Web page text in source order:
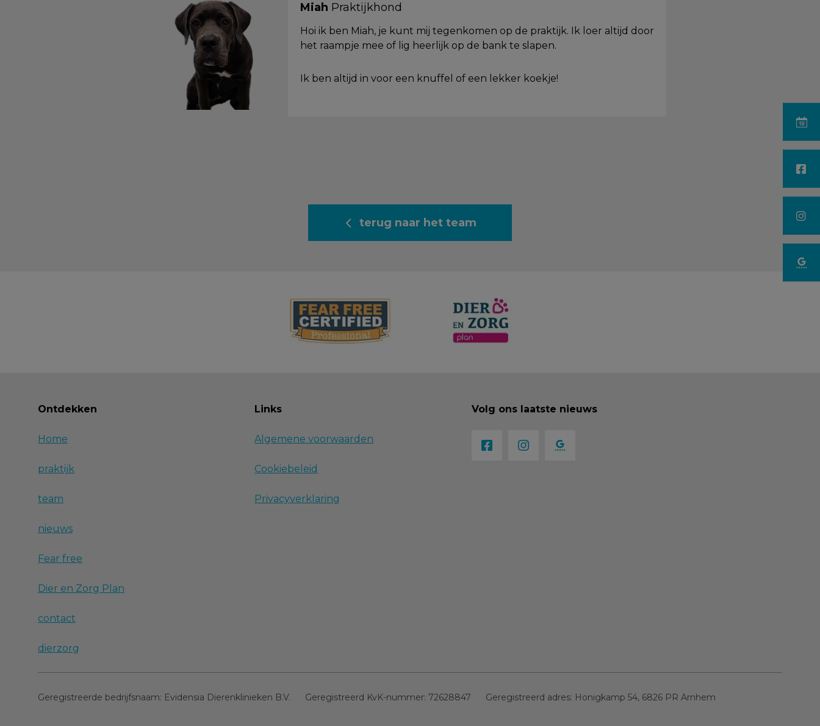
Miah Praktijkhond
Hoi ik ben Miah, je kunt mij tegenkomen op de praktijk. Ik loer altijd door
het raampje mee of lig heerlijk op de bank te slapen.
Ik ben altijd in voor een knuffel of een lekker koekje!
terug naar het team
Ontdekken
Home
praktijk
team
nieuws
Fear free
Dier en Zorg Plan
contact
dierzorg
Links
Algemene voorwaarden
Cookiebeleid
Privacyverklaring
Volg ons laatste nieuws
Geregistreerde bedrijfsnaam: Evidensia Dierenklinieken B.V. Geregistreerd KvK-nummer: 72628847 Geregistreerd adres: Honigkamp 54, 6826 PR Arnhem